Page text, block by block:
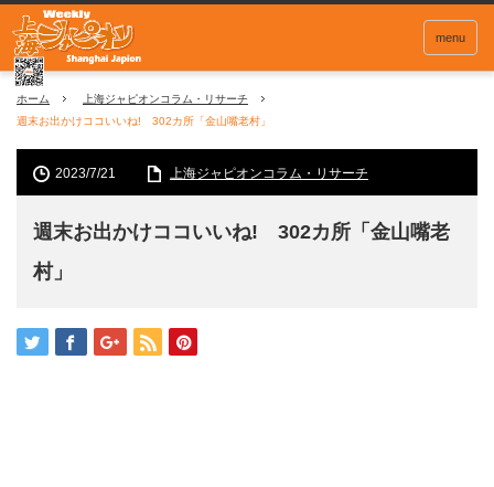
menu
ホーム
上海ジャピオンコラム・リサーチ
週末お出かけココいいね! 302カ所「金山嘴老村」
2023/7/21 上海ジャピオンコラム・リサーチ
週末お出かけココいいね! 302カ所「金山嘴老
村」